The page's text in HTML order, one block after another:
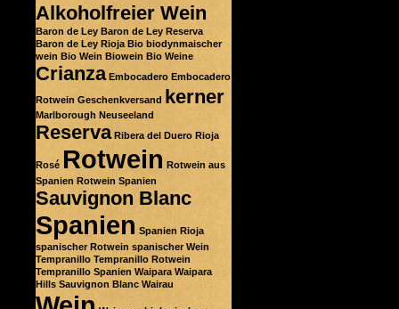
Alkoholfreier Wein
Baron de Ley Baron de Ley Reserva
Baron de Ley Rioja Bio biodynmaischer
wein Bio Wein Biowein Bio Weine
Crianza Embocadero Embocadero
Rotwein Geschenkversand kerner
Marlborough Neuseeland
Reserva Ribera del Duero Rioja
Rosé Rotwein Rotwein aus
Spanien Rotwein Spanien
Sauvignon Blanc
Spanien Spanien Rioja
spanischer Rotwein spanischer Wein
Tempranillo Tempranillo Rotwein
Tempranillo Spanien Waipara Waipara
Hills Sauvignon Blanc Wairau